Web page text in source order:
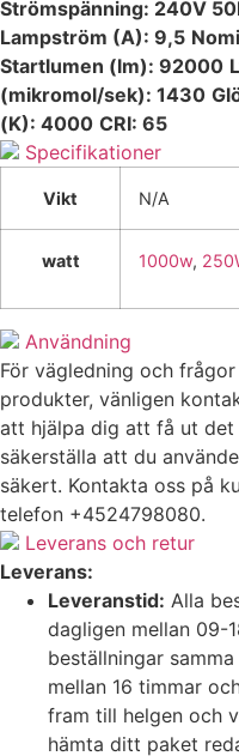
Strömspänning: 240V
Lampström (A): 9,5
Startlumen (lm): 92000
(mikromol/sek): 1430
(K): 4000 CRI: 65
Specifikationer
Vikt N/A
watt 1000w,
Användning
För vägledning och
produkter, vänligen
att hjälpa dig att få ut
säkerställa att du
säkert. Kontakta oss på
telefon +4524798080.
Leverans och retur
Leverans:
Leveranstid: Alla
dagligen mellan 09-
beställningar
mellan 16 timmar
fram till helgen och
hämta ditt paket